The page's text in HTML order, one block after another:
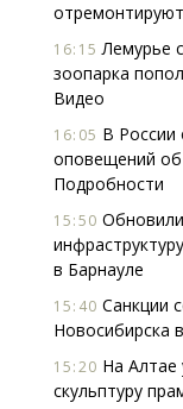
16:15 Лемурье
зоопарка
Видео
16:05 В России
оповещений
Подробности
15:50
в Барнауле
15:40 Санкции
Новосибирска
15:20 На Алтае
скульптуру